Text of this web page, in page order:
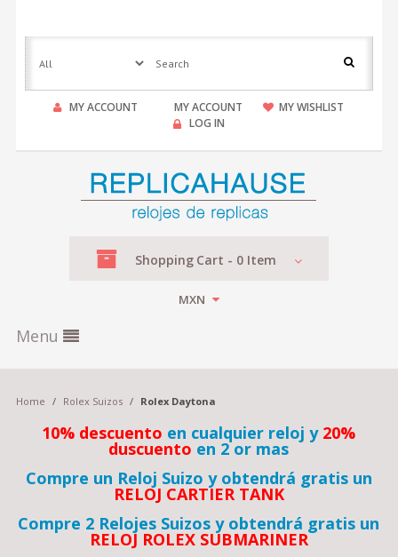
MY ACCOUNT MY ACCOUNT
MY WISHLIST
LOG IN
Shopping Cart - 0Item
MXN
Menu
Home / Rolex Suizos / Rolex Daytona
10% descuento en cualquier reloj y 20%
duscuento en 2 or mas
Compre un Reloj Suizo y obtendrá gratis un
RELOJ CARTIER TANK
Compre 2 Relojes Suizos y obtendrá gratis un
RELOJ ROLEX SUBMARINER